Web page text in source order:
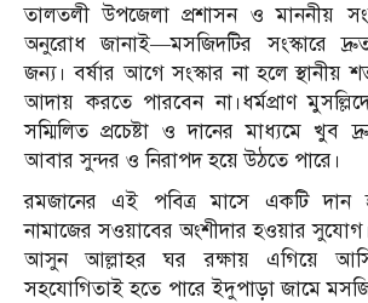
তালতলী উপজেলা প্রশাসন ও মাননীয়
অনুরোধ জানাই—মসজিদটির সংস্কারে
জন্য। বর্ষার আগে সংস্কার না হলে স্থানীয়
আদায় করতে পারবেন না।ধর্মপ্রাণ
সম্মিলিত প্রচেষ্টা ও দানের মাধ্যমে খুব
আবার সুন্দর ও নিরাপদ হয়ে উঠতে পারে।
রমজানের এই পবিত্র মাসে একটি দান
নামাজের সওয়াবের অংশীদার হওয়ার সুযোগ।
আসুন আল্লাহর ঘর রক্ষায় এগিয়ে
সহযোগিতাই হতে পারে ইদুপাড়া জামে